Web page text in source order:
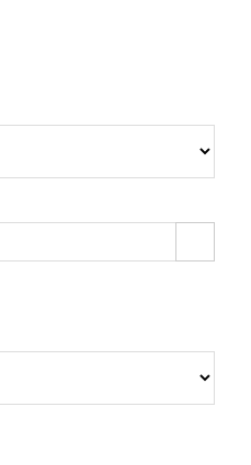
Search Button